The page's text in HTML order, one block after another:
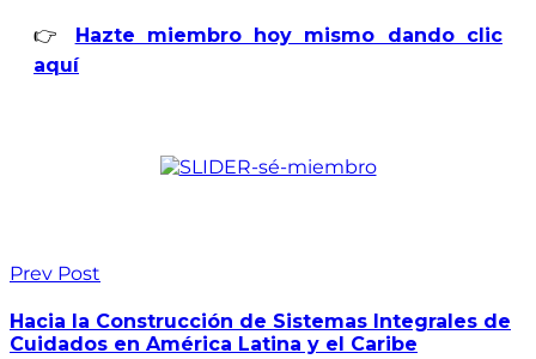
👉 Hazte miembro hoy mismo dando clic
aquí
Prev Post
Hacia la Construcción de Sistemas Integrales de
Cuidados en América Latina y el Caribe